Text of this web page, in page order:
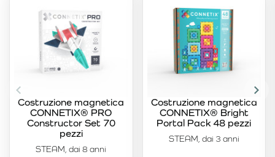
STEAM, dai 8 anni
Costruzione magnetica
CONNETIX® PRO
Constructor Set 70
pezzi
STEAM, dai 3 anni
Costruzione magnetica
CONNETIX® Bright
Portal Pack 48 pezzi